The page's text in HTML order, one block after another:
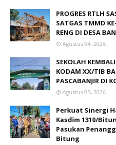
PROGRES RTLH
SATGAS TMMD
RENG DI DESA
Agustus 04, 2026
SEKOLAH
KODAM XX/TIB
PASCABANJIR DI
Agustus 05, 2026
Perkuat Sinergi
Kasdim 1310/
Pasukan
Bitung